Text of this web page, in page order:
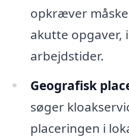
opkræver
akutte
arbejdstider.
Geografisk
søger
placeringen i